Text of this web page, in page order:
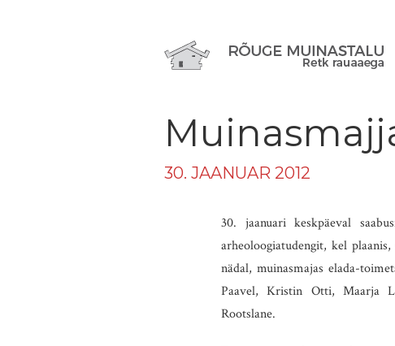
30. JAANUAR 2012
30. jaanuari keskpäeval
arheoloogiatudengit, kel
nädal, muinasmajas elada-
Paavel, Kristin Otti, Maarja
Rootslane.